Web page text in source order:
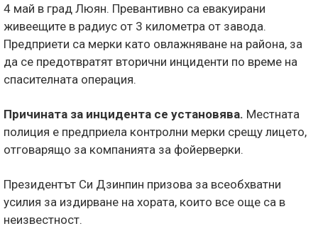
4 май в град Люян. Превантивно са евакуирани
живеещите в радиус от 3 километра от завода.
Предприети са мерки като овлажняване на района, за
да се предотвратят вторични инциденти по време на
спасителната операция.
Причината за инцидента се установява. Местната
полиция е предприела контролни мерки срещу лицето,
отговарящо за компанията за фойерверки.
Президентът Си Дзинпин призова за всеобхватни
усилия за издирване на хората, които все още са в
неизвестност.